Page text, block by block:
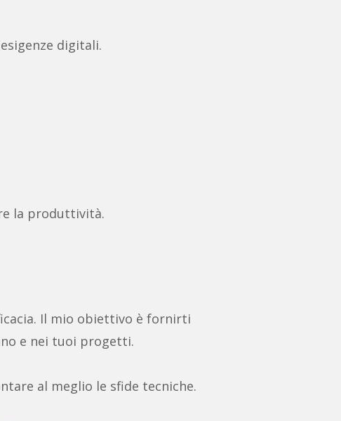
digitali.
la produttività.
Il mio obiettivo è fornirti
e nei tuoi progetti.
al meglio le sfide tecniche.